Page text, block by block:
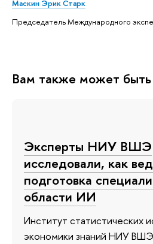
Маскин Эрик Старк
Председатель Международного
Вам также может быть
Эксперты НИУ ВШЭ
исследовали, как
подготовка
области ИИ
Институт статистических
экономики знаний НИУ